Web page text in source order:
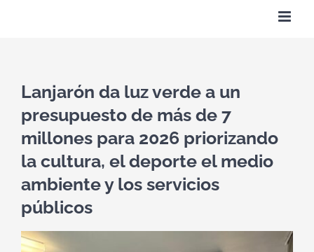
Lanjarón da luz verde a un
presupuesto de más de 7
millones para 2026 priorizando
la cultura, el deporte el medio
ambiente y los servicios
públicos
Ver